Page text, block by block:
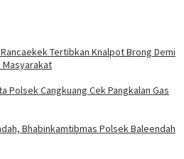
Tertibkan Knalpot Brong Demi
Masyarakat
Polsek Cangkuang Cek Pangkalan Gas
Bhabinkamtibmas Polsek Baleendah